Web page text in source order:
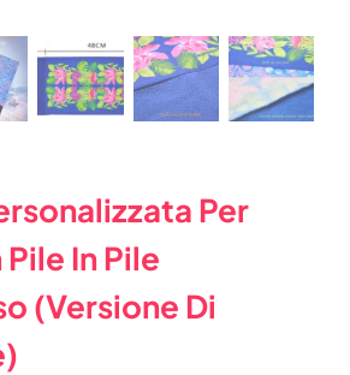
Per
In Pile
(Versione Di